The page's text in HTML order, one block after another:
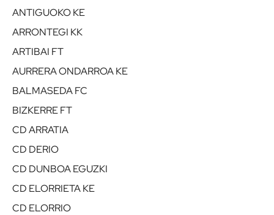
ANTIGUOKO KE
ARRONTEGI KK
ARTIBAI FT
AURRERA ONDARROA KE
BALMASEDA FC
BIZKERRE FT
CD ARRATIA
CD DERIO
CD DUNBOA EGUZKI
CD ELORRIETA KE
CD ELORRIO